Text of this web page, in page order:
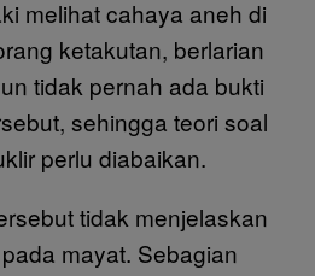
melihat cahaya aneh di
ketakutan, berlarian
tidak pernah ada bukti
sehingga teori soal
perlu diabaikan.
tidak menjelaskan
mayat. Sebagian